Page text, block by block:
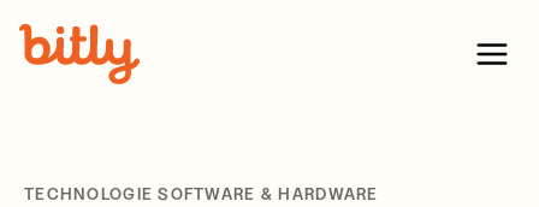
Menu
TECHNOLOGIE SOFTWARE & HARDWARE